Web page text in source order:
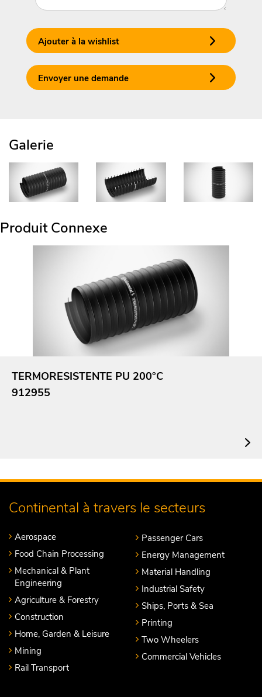
Ajouter à la wishlist
Envoyer une demande
Galerie
Produit Connexe
TERMORESISTENTE PU 200°C
912955
Continental à travers le secteurs
Aerospace
Food Chain Processing
Mechanical & Plant
Engineering
Agriculture & Forestry
Construction
Home, Garden & Leisure
Mining
Rail Transport
Passenger Cars
Energy Management
Material Handling
Industrial Safety
Ships, Ports & Sea
Printing
Two Wheelers
Commercial Vehicles